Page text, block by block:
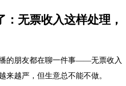
：无票收入这样处理，
的朋友都在聊一件事——无票收入
来越严，但生意总不能不做。